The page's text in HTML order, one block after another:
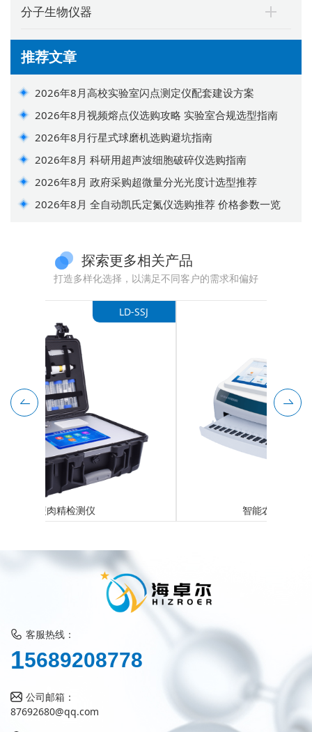
分子生物仪器
推荐文章
2026年8月高校实验室闪点测定仪配套建设方案
2026年8月视频熔点仪选购攻略 实验室合规选型指南
2026年8月行星式球磨机选购避坑指南
2026年8月 科研用超声波细胞破碎仪选购指南
2026年8月 政府采购超微量分光光度计选型推荐
2026年8月 全自动凯氏定氮仪选购推荐 价格参数一览
探索更多相关产品
打造多样化选择，以满足不同客户的需求和偏好
客服热线：
15689208778
公司邮箱：
87692680@qq.com